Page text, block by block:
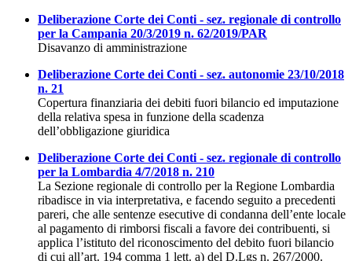
Deliberazione Corte dei Conti - sez. regionale di controllo
per la Campania 20/3/2019 n. 62/2019/PAR
Disavanzo di amministrazione
Deliberazione Corte dei Conti - sez. autonomie 23/10/2018
n. 21
Copertura finanziaria dei debiti fuori bilancio ed imputazione
della relativa spesa in funzione della scadenza
dell’obbligazione giuridica
Deliberazione Corte dei Conti - sez. regionale di controllo
per la Lombardia 4/7/2018 n. 210
La Sezione regionale di controllo per la Regione Lombardia
ribadisce in via interpretativa, e facendo seguito a precedenti
pareri, che alle sentenze esecutive di condanna dell’ente locale
al pagamento di rimborsi fiscali a favore dei contribuenti, si
applica l’istituto del riconoscimento del debito fuori bilancio
di cui all’art. 194 comma 1 lett. a) del D.Lgs n. 267/2000.